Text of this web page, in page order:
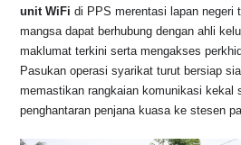
unit WiFi di PPS merentasi lapan negeri
mangsa dapat berhubung dengan ahli
maklumat terkini serta mengakses
Pasukan operasi syarikat turut bersiap
memastikan rangkaian komunikasi kekal
penghantaran penjana kuasa ke stesen